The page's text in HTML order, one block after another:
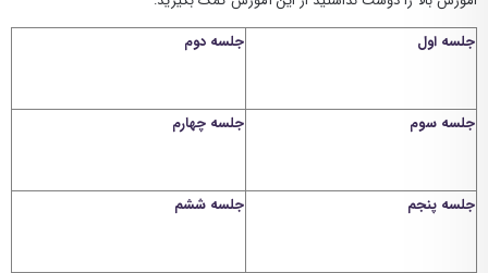
جلسه اول
جلسه دوم
جلسه سوم جلسه چهارم
جلسه پنجم جلسه ششم